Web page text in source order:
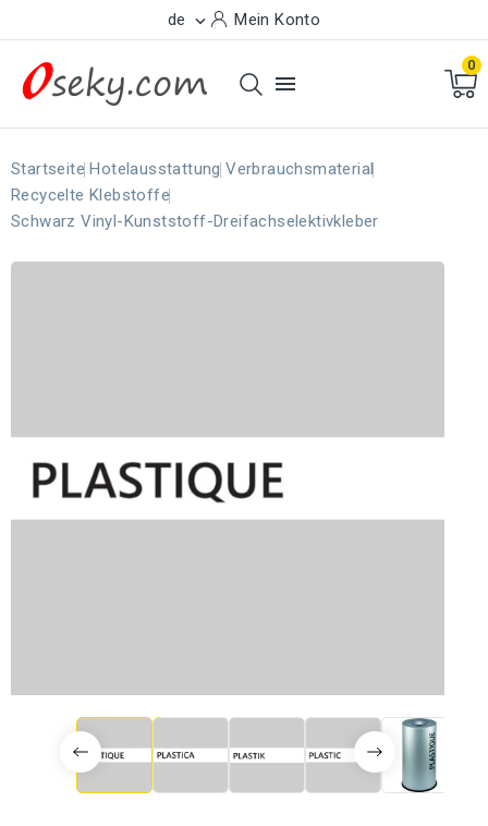
de  Mein Konto

0
Startseite Hotelausstattung Verbrauchsmaterial
Recycelte Klebstoffe
Schwarz Vinyl-Kunststoff-Dreifachselektivkleber